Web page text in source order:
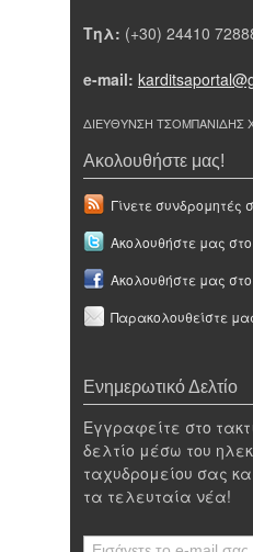
Τηλ: (+30) 24410
e-mail:
ΔΙΕΥΘΥΝΣΗ ΤΣΟΜΠΑΝΙΔΗΣ
Ακολουθήστε μας!
Γίνετε συνδρομητές
Ακολουθήστε μας στο
Ακολουθήστε μας
Παρακολουθείστε
Ενημερωτικό Δελτίο
Εγγραφείτε στο
δελτίο μέσω του
ταχυδρομείου σας
τα τελευταία νέα!